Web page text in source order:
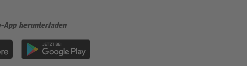
App herunterladen